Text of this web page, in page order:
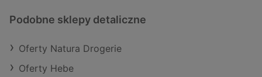
Podobne sklepy detaliczne
Oferty Natura Drogerie
Oferty Hebe